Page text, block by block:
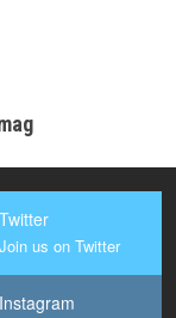
Twitter
Join us on Twitter
Instagram